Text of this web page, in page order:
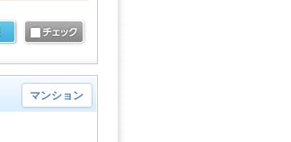
マンション